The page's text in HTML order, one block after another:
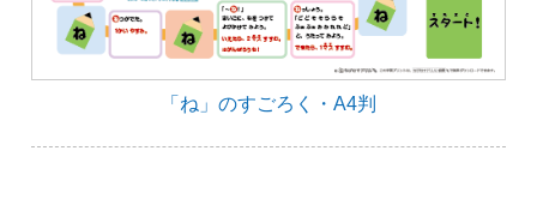
「ね」のすごろく・A4判